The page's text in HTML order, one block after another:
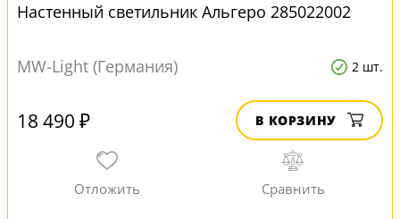
Настенный светильник Альгеро 285022002
MW-Light (Германия) 2 шт.
18 490 ₽ В КОРЗИНУ